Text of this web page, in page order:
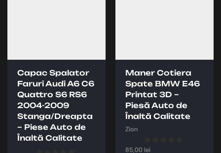
Capac Spalator
Faruri Audi A6 C6
Quattro S6 RS6
2004-2009
Stanga/Dreapta
– Piese Auto de
Înaltă Calitate
Maner Cotiera
Spate BMW E46
Printat 3D –
Piesă Auto de
Înaltă Calitate
Zion
85,00lei